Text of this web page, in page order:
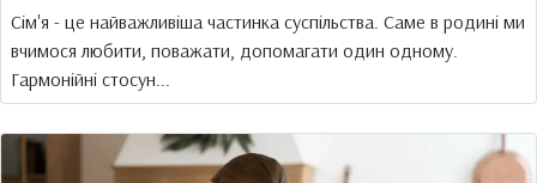
Сім'я - це найважливіша частинка суспільства. Саме в родині ми
вчимося любити, поважати, допомагати один одному.
Гармонійні стосун...